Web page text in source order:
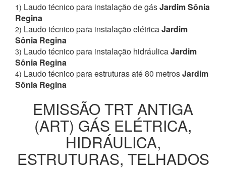
1) Laudo técnico para instalação de gásJardim Sônia
Regina
2) Laudo técnico para instalação elétricaJardim
Sônia Regina
3) Laudo técnico para instalação hidráulicaJardim
Sônia Regina
4) Laudo técnico para estruturas até 80 metrosJardim
Sônia Regina
EMISSÃO TRT ANTIGA
(ART) GÁS ELÉTRICA,
HIDRÁULICA,
ESTRUTURAS, TELHADOS